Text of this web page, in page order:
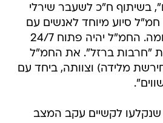
בשיתוף ח"כ לשעבר שירלי
חמ"ל סיוע מיוחד לאנשים עם
מוגבלויות לימי המלחמה. החמ"ל יהיה פתוח 24/7
"חרבות ברזל". את החמ"ל
מלידה) וצוותה, ביחד עם
שנקלעו לקשיים עקב המצב